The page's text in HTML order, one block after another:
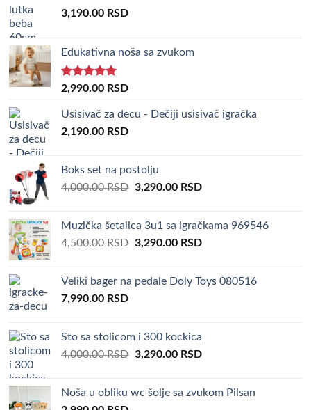
3,190.00 RSD
Edukativna noša sa zvukom
Rated5.00
2,990.00 RSD
Usisivač za decu - Dečiji usisivač igračka
2,190.00 RSD
Boks set na postolju
4,000.00RSD Original
4,000.00 RSD.
3,290.00 RSDCurrent
3,290.00 RSD.
Muzička šetalica 3u1 sa igračkama 969546
4,500.00RSD Original
4,500.00 RSD.
3,290.00 RSDCurrent
3,290.00 RSD.
Veliki bager na pedale Doly Toys 080516
7,990.00 RSD
Sto sa stolicom i 300 kockica
4,000.00RSD Original
4,000.00 RSD.
3,290.00 RSDCurrent
3,290.00 RSD.
Noša u obliku wc šolje sa zvukom Pilsan